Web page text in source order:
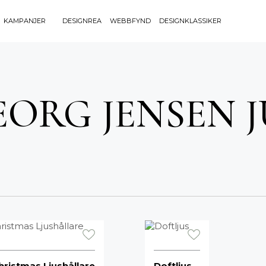
Golvlampor
Lamptillbehör
Bord
Dynor
KAMPANJER DESIGNREA WEBBFYND DESIGNKLASSIKER
JENSEN